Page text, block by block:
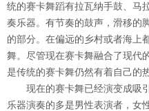
统的赛卡舞蹈有拉瓦纳手鼓、马
奏乐器。有节奏的鼓声，滑移的
的部分。在偏远的乡村或者海上
舞。尽管现在赛卡舞融合了现代
是传统的赛卡舞仍然有着自己的
现在的赛卡舞已经演变成吸
乐器演奏的多是男性表演者，女